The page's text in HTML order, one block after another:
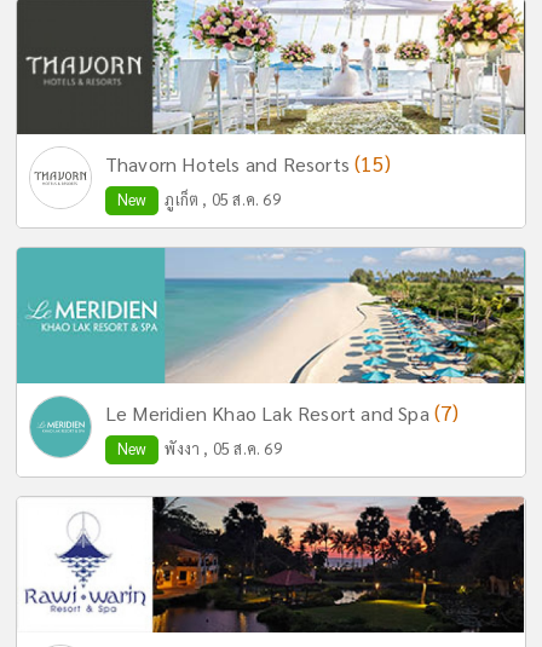
Thavorn Hotels and Resorts(15)
New ภูเก็ต , 05 ส.ค. 69
Le Meridien Khao Lak Resort and Spa (7)
New พังงา , 05 ส.ค. 69